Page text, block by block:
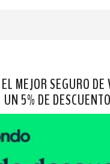
MEJOR SEGURO DE
UN 5% DE DESCUENTO